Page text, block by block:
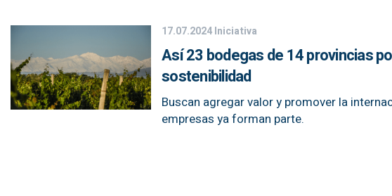
17.07.2024Iniciativa
Así 23 bodegas de 14 provincias
sostenibilidad
Buscan agregar valor y promover la
empresas ya forman parte.